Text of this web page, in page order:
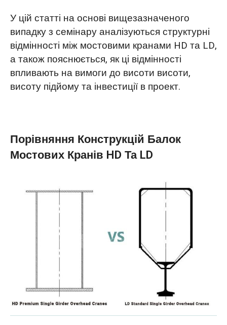
У цій статті на основі вищезазначеного
випадку з семінару аналізуються структурні
відмінності між мостовими кранами HD та LD,
а також пояснюється, як ці відмінності
впливають на вимоги до висоти висоти,
висоту підйому та інвестиції в проект.
Порівняння Конструкцій Балок
Мостових Кранів HD Та LD